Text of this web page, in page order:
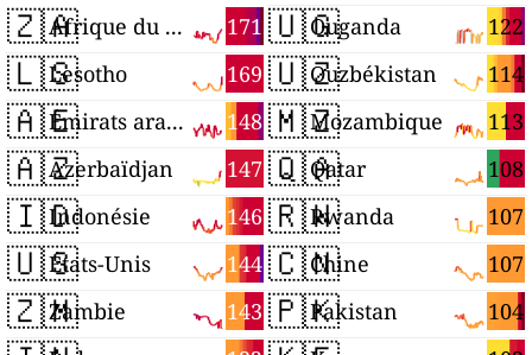
🇿🇦 171
Afrique du Sud
🇱🇸 169
Lesotho
🇦🇪 148
Émirats arabes unis
🇦🇿 147
Azerbaïdjan
🇮🇩 146
Indonésie
🇺🇸 144
États-Unis
🇿🇲 143
Zambie
🇺🇬 122
Ouganda
🇺🇿 114
Ouzbékistan
🇲🇿 113
Mozambique
🇶🇦 108
Qatar
🇷🇼 107
Rwanda
🇨🇳 107
Chine
🇵🇰 104
Pakistan